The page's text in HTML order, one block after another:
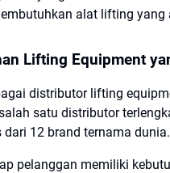
alat lifting yang
Lifting Equipment
distributor lifting
satu distributor
12 brand ternama dunia.
pelanggan memiliki